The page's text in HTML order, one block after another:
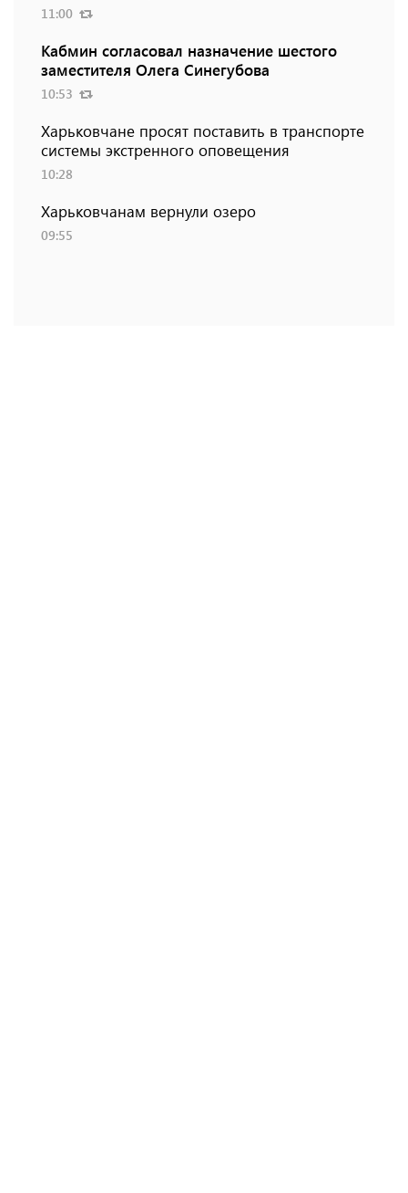
11:00
Кабмин согласовал назначение шестого
заместителя Олега Синегубова
10:53
Харьковчане просят поставить в транспорте
системы экстренного оповещения
10:28
Харьковчанам вернули озеро
09:55